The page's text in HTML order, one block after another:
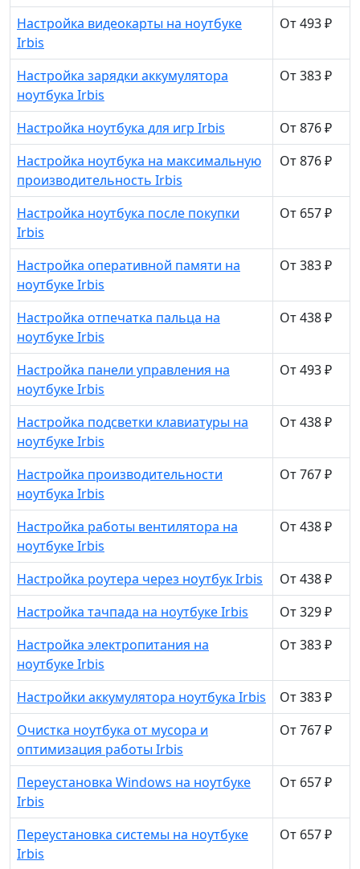
Настройка видеокарты на ноутбуке
Irbis
От 493 ₽
Настройка зарядки аккумулятора
ноутбука Irbis
От 383 ₽
Настройка ноутбука для игр Irbis
От 876 ₽
Настройка ноутбука на максимальную
производительность Irbis
От 876 ₽
Настройка ноутбука после покупки
Irbis
От 657 ₽
Настройка оперативной памяти на
ноутбуке Irbis
От 383 ₽
Настройка отпечатка пальца на
ноутбуке Irbis
От 438 ₽
Настройка панели управления на
ноутбуке Irbis
От 493 ₽
Настройка подсветки клавиатуры на
ноутбуке Irbis
От 438 ₽
Настройка производительности
ноутбука Irbis
От 767 ₽
Настройка работы вентилятора на
ноутбуке Irbis
От 438 ₽
Настройка роутера через ноутбук Irbis
От 438 ₽
Настройка тачпада на ноутбуке Irbis
От 329 ₽
Настройка электропитания на
ноутбуке Irbis
От 383 ₽
Настройки аккумулятора ноутбука Irbis
От 383 ₽
Очистка ноутбука от мусора и
оптимизация работы Irbis
От 767 ₽
Переустановка Windows на ноутбуке
Irbis
От 657 ₽
Переустановка системы на ноутбуке
Irbis
От 657 ₽